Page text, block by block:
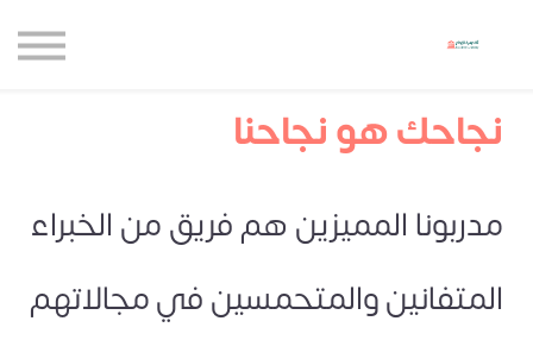
الاعتماديات
تسجيل الدخول
نجاحك هو نجاحنا
مدربونا المميزين هم فريق من الخبراء
المتفانين والمتحمسين في مجالاتهم